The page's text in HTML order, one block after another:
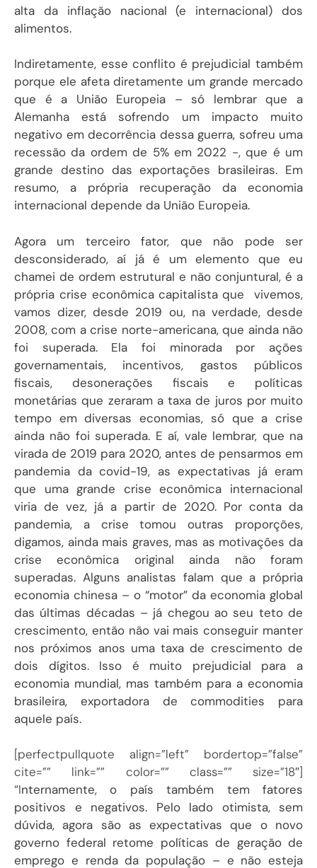
alta da inflação nacional (e internacional) dos
alimentos.
Indiretamente, esse conflito é prejudicial também
porque ele afeta diretamente um grande mercado
que é a União Europeia – só lembrar que a
Alemanha está sofrendo um impacto muito
negativo em decorrência dessa guerra, sofreu uma
recessão da ordem de 5% em 2022 -, que é um
grande destino das exportações brasileiras. Em
resumo, a própria recuperação da economia
internacional depende da União Europeia.
Agora um terceiro fator, que não pode ser
desconsiderado, aí já é um elemento que eu
chamei de ordem estrutural e não conjuntural, é a
própria crise econômica capitalista que vivemos,
vamos dizer, desde 2019 ou, na verdade, desde
2008, com a crise norte-americana, que ainda não
foi superada. Ela foi minorada por ações
governamentais, incentivos, gastos públicos
fiscais, desonerações fiscais e políticas
monetárias que zeraram a taxa de juros por muito
tempo em diversas economias, só que a crise
ainda não foi superada. E aí, vale lembrar, que na
virada de 2019 para 2020, antes de pensarmos em
pandemia da covid-19, as expectativas já eram
que uma grande crise econômica internacional
viria de vez, já a partir de 2020. Por conta da
pandemia, a crise tomou outras proporções,
digamos, ainda mais graves, mas as motivações da
crise econômica original ainda não foram
superadas. Alguns analistas falam que a própria
economia chinesa – o “motor” da economia global
das últimas décadas – já chegou ao seu teto de
crescimento, então não vai mais conseguir manter
nos próximos anos uma taxa de crescimento de
dois dígitos. Isso é muito prejudicial para a
economia mundial, mas também para a economia
brasileira, exportadora de commodities para
aquele país.
[perfectpullquote align=”left” bordertop=”false”
cite=”” link=”” color=”” class=”” size=”18″]
“Internamente, o país também tem fatores
positivos e negativos. Pelo lado otimista, sem
dúvida, agora são as expectativas que o novo
governo federal retome políticas de geração de
emprego e renda da população – e não esteja